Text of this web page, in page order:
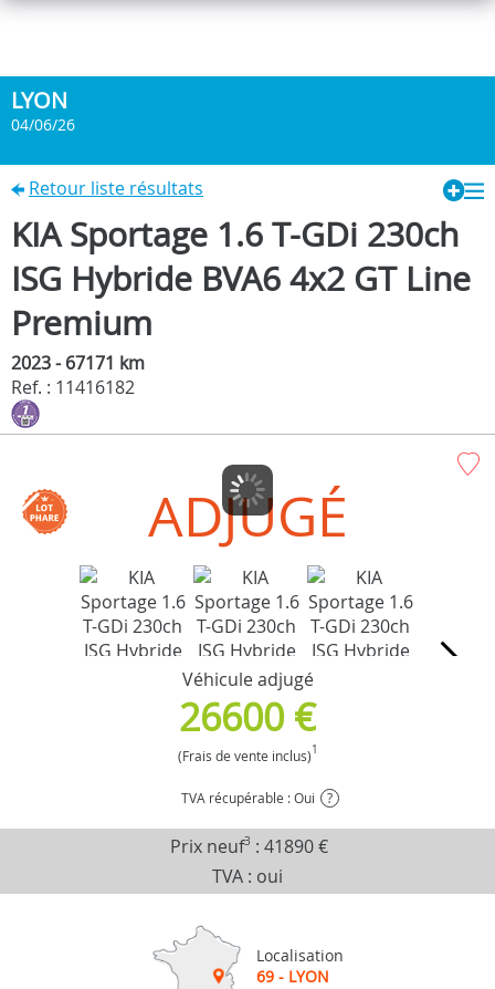
LYON
04/06/26
Retour liste résultats
KIA Sportage 1.6 T-GDi 230ch
ISG Hybride BVA6 4x2 GT Line
Premium
2023 - 67171 km
Ref. : 11416182
ADJUGÉ
Véhicule adjugé
26600 €
(Frais de vente inclus)1
TVA récupérable : Oui ?
Prix neuf3 : 41890 €
TVA : oui
Localisation
69 - LYON